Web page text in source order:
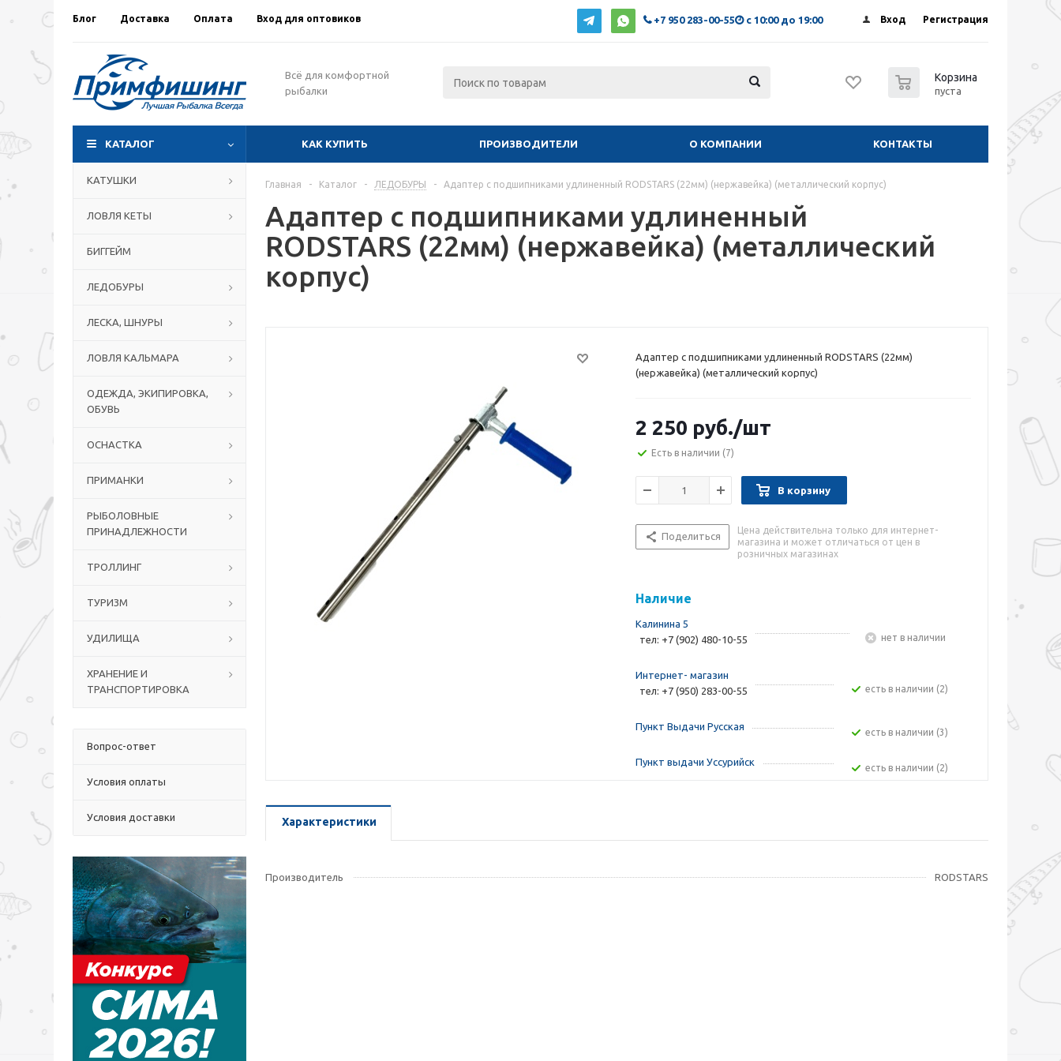
Блог Доставка Оплата Вход для оптовиков Вход Регистрация
+7 950 283-00-55 с 10:00 до 19:00
Всё для комфортной
рыбалки
Корзина
пуста
КАТАЛОГ КАК КУПИТЬ ПРОИЗВОДИТЕЛИ О КОМПАНИИ КОНТАКТЫ
КАТУШКИ
ЛОВЛЯ КЕТЫ
БИГГЕЙМ
ЛЕДОБУРЫ
ЛЕСКА, ШНУРЫ
ЛОВЛЯ КАЛЬМАРА
ОДЕЖДА, ЭКИПИРОВКА,
ОБУВЬ
ОСНАСТКА
ПРИМАНКИ
РЫБОЛОВНЫЕ
ПРИНАДЛЕЖНОСТИ
ТРОЛЛИНГ
ТУРИЗМ
УДИЛИЩА
ХРАНЕНИЕ И
ТРАНСПОРТИРОВКА
Вопрос-ответ
Условия оплаты
Условия доставки
Главная - Каталог - ЛЕДОБУРЫ - Адаптер с подшипниками удлиненный RODSTARS (22мм) (нержавейка) (металлический корпус)
Адаптер с подшипниками удлиненный
RODSTARS (22мм) (нержавейка) (металлический
корпус)
Адаптер с подшипниками удлиненный RODSTARS (22мм)
(нержавейка) (металлический корпус)
2 250 руб./шт
Есть в наличии (7)
В корзину
Поделиться
Цена действительна только для интернет-
магазина и может отличаться от цен в
розничных магазинах
Наличие
Калинина 5
тел: +7 (902) 480-10-55
Нет в наличии
Интернет- магазин
тел: +7 (950) 283-00-55
Есть в наличии (2)
Пункт Выдачи Русская Есть в наличии (3)
Пункт выдачи Уссурийск Есть в наличии (2)
Характеристики
Производитель RODSTARS